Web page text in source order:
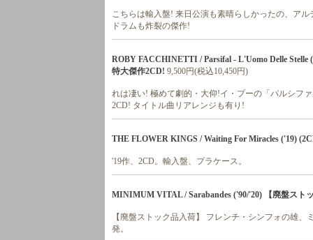
こちらは輸入盤! 来日公演も素晴らしかったの、ア
ドラムも炸裂の傑作!
ROBY FACCHINETTI / Parsifal - L'Uomo Delle
特大傑作2CD! 9,500円(税込10,450円)
れは凄い! 極めて劇的・大仰!イ・プーの「パルシフ
2CD! タイトル曲リアレンジも有り!
THE FLOWER KINGS / Waiting For Miracles ('19)
'19作、2CD。輸入盤、プラケース。
MINIMUM VITAL / Sarabandes ('90/'20) 【廃盤スト
【廃盤ストック品入荷】 フレンチ・シンフォの雄
発。